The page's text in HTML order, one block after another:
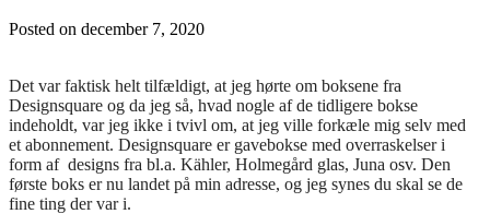
Posted on december 7, 2020
Det var faktisk helt tilfældigt, at jeg hørte om boksene fra
Designsquare og da jeg så, hvad nogle af de tidligere bokse
indeholdt, var jeg ikke i tvivl om, at jeg ville forkæle mig selv med
et abonnement. Designsquare er gavebokse med overraskelser i
form af designs fra bl.a. Kähler, Holmegård glas, Juna osv. Den
første boks er nu landet på min adresse, og jeg synes du skal se de
fine ting der var i.